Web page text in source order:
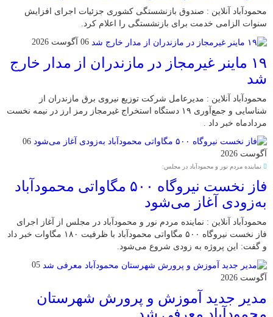
محمودآباد آنلاین : صندوق بازنشستگی کشوری جزئیات اجرای افزایش
سنوات الزامی خدمت برای بازنشستگی را اعلام کرد.
06 آگوست 2026
۱۹ ماینر غیرمجاز در مازندران از مدار خارج
شد
محمودآباد آنلاین : مدیرعامل شرکت توزیع نیروی برق مازندران از
شناسایی و جمع‌آوری ۱۹ دستگاه استخراج غیرمجاز رمز ارز در نیمه نخست
مردادماه خبر داد .
06
آگوست 2026
نماینده مردم نور و محمودآباد در مجلس:
فاز نخست نیروگاه ۵۰۰ مگاواتی محمودآباد
به‌زودی آغاز می‌شود
محمودآباد آنلاین : نماینده مردم نور و محمودآباد در مجلس از آغاز اجرای
فاز نخست نیروگاه ۵۰۰ مگاواتی محمودآباد با ظرفیت ۱۸۰ مگاوات خبر داد
و گفت: این پروژه به زودی شروع می‌شود.
05
آگوست 2026
مدیر جدید آموزش و پرورش شهرستان